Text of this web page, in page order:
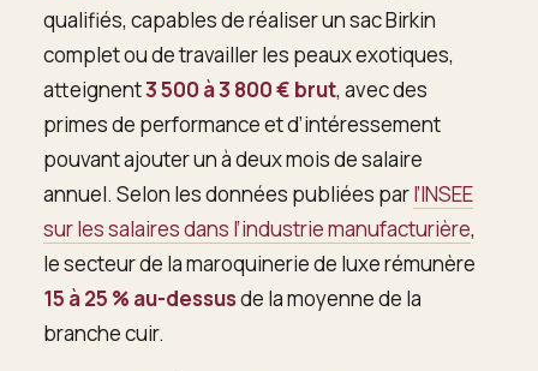
qualifiés, capables de réaliser un sac Birkin
complet ou de travailler les peaux exotiques,
atteignent3 500 à 3 800 € brut, avec des
primes de performance et d’intéressement
pouvant ajouter un à deux mois de salaire
annuel. Selon les données publiées parl’INSEE
sur les salaires dans l’industrie manufacturière,
le secteur de la maroquinerie de luxe rémunère
15 à 25 % au-dessusde la moyenne de la
branche cuir.